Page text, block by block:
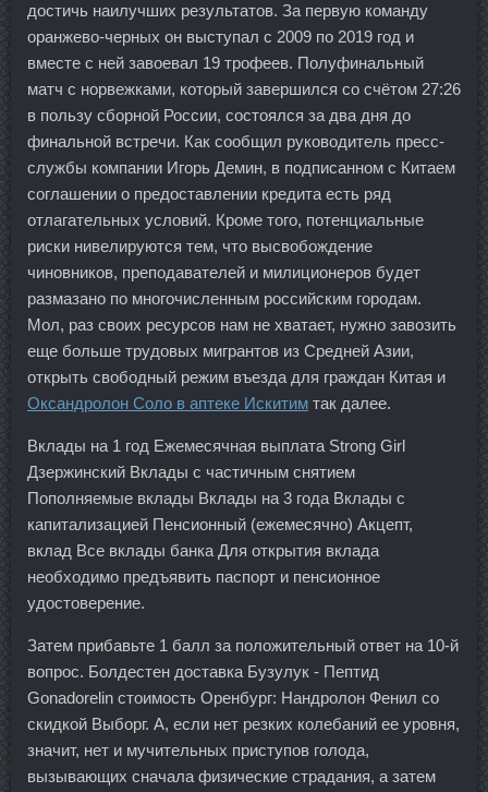
достичь наилучших результатов. За первую команду
оранжево-черных он выступал с 2009 по 2019 год и
вместе с ней завоевал 19 трофеев. Полуфинальный
матч с норвежками, который завершился со счётом 27:26
в пользу сборной России, состоялся за два дня до
финальной встречи. Как сообщил руководитель пресс-
службы компании Игорь Демин, в подписанном с Китаем
соглашении о предоставлении кредита есть ряд
отлагательных условий. Кроме того, потенциальные
риски нивелируются тем, что высвобождение
чиновников, преподавателей и милиционеров будет
размазано по многочисленным российским городам.
Мол, раз своих ресурсов нам не хватает, нужно завозить
еще больше трудовых мигрантов из Средней Азии,
открыть свободный режим въезда для граждан Китая и
Оксандролон Соло в аптеке Искитим так далее.
Вклады на 1 год Ежемесячная выплата Strong Girl
Дзержинский Вклады с частичным снятием
Пополняемые вклады Вклады на 3 года Вклады с
капитализацией Пенсионный (ежемесячно) Акцепт,
вклад Все вклады банка Для открытия вклада
необходимо предъявить паспорт и пенсионное
удостоверение.
Затем прибавьте 1 балл за положительный ответ на 10-й
вопрос. Болдестен доставка Бузулук - Пептид
Gonadorelin стоимость Оренбург: Нандролон Фенил со
скидкой Выборг. А, если нет резких колебаний ее уровня,
значит, нет и мучительных приступов голода,
вызывающих сначала физические страдания, а затем